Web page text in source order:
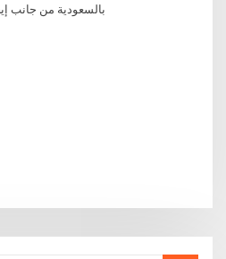
بالسعودية من جانب